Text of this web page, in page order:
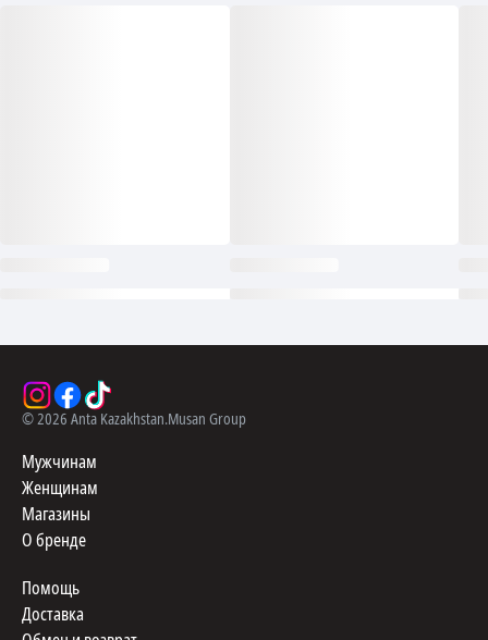
©2026 Anta Kazakhstan.Musan Group
Мужчинам
Женщинам
Магазины
О бренде
Помощь
Доставка